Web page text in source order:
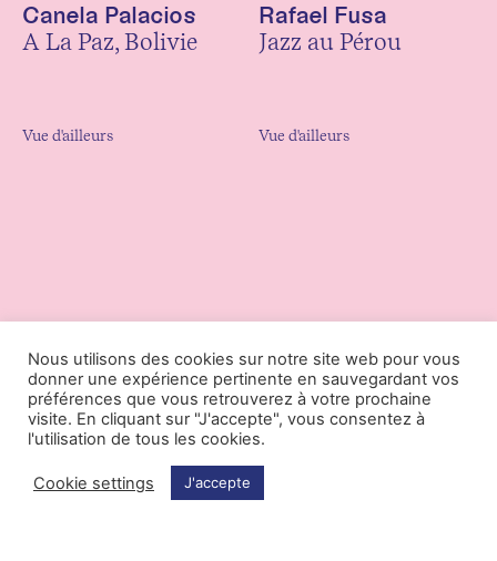
Canela Palacios
A La Paz, Bolivie
Vue d'ailleurs
Rafael Fusa
Jazz au Pérou
Vue d'ailleurs
Nous utilisons des cookies sur notre site web pour vous
donner une expérience pertinente en sauvegardant vos
préférences que vous retrouverez à votre prochaine
visite. En cliquant sur "J'accepte", vous consentez à
l'utilisation de tous les cookies.
Cookie settings J'accepte